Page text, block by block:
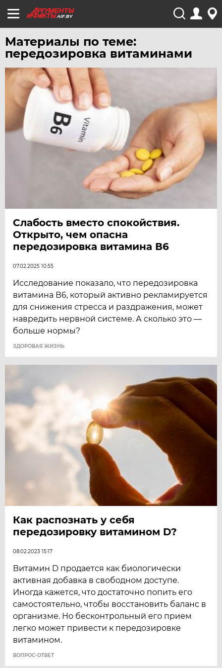
AIF.BY
Материалы по теме:
передозировка витаминами
Слабость вместо спокойствия.
Открыто, чем опасна
передозировка витамина В6
07.02.2025 10:55
Исследование показало, что передозировка
витамина В6, который активно рекламируется
для снижения стресса и раздражения, может
навредить нервной системе. А сколько это —
больше нормы?
ЗДОРОВАЯ ЖИЗНЬ
Как распознать у себя
передозировку витамином D?
08.02.2023 15:17
Витамин D продается как биологически
активная добавка в свободном доступе.
Иногда кажется, что достаточно попить его
самостоятельно, чтобы восстановить баланс в
организме. Но бесконтрольный его прием
легко может привести к передозировке
витамином.
ВОПРОС-ОТВЕТ